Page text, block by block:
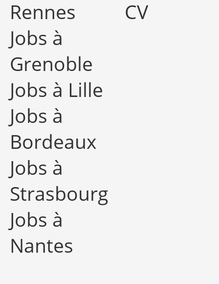
Rennes
Jobs à
Grenoble
Jobs à Lille
Jobs à
Bordeaux
Jobs à
Strasbourg
Jobs à
Nantes
CV